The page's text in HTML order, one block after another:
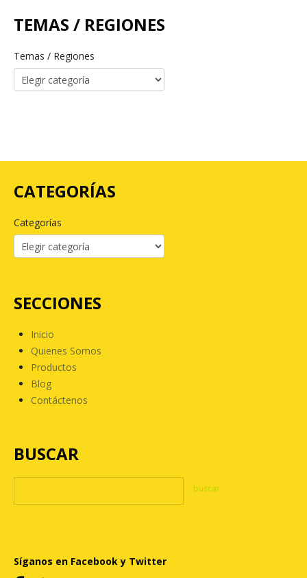
TEMAS / REGIONES
Temas / Regiones
CATEGORÍAS
Categorías
SECCIONES
Inicio
Quienes Somos
Productos
Blog
Contáctenos
BUSCAR
Síganos en Facebook y Twitter